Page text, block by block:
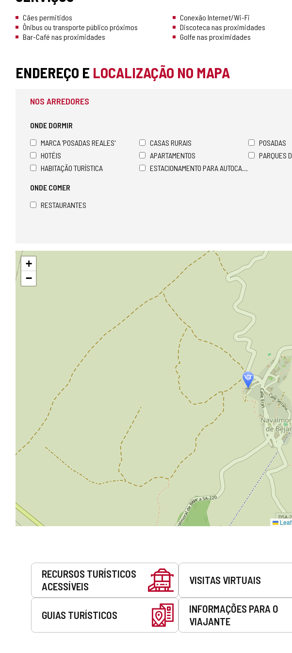
Cães permitidos
Ônibus ou transporte público próximos
Bar-Café nas proximidades
Conexão Internet/Wi-Fi
Discoteca nas proximidades
Golfe nas proximidades
ENDEREÇO E LOCALIZAÇÃO NO MAPA
NOS ARREDORES
ONDE DORMIR
MARCA 'POSADAS REALES'
CASAS RURAIS POSADAS
HOTÉIS
APARTAMENTOS PARQUES
HABITAÇÃO TURÍSTICA
ESTACIONAMENTO PARA AUTOCARAVANAS
ONDE COMER
RESTAURANTES
Pular
mapa
+
−
Serviços
RECURSOS TURÍSTICOS
ACESSÍVEIS
VISITAS VIRTUAIS
GUIAS TURÍSTICOS
INFORMAÇÕES PARA O
VIAJANTE